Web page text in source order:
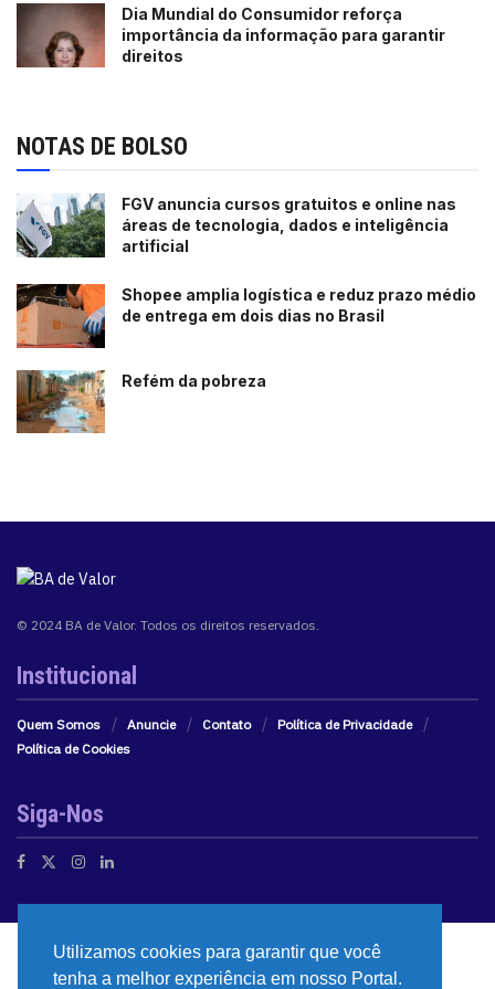
Dia Mundial do Consumidor reforça
importância da informação para garantir
direitos
NOTAS DE BOLSO
FGV anuncia cursos gratuitos e online nas
áreas de tecnologia, dados e inteligência
artificial
Shopee amplia logística e reduz prazo médio
de entrega em dois dias no Brasil
Refém da pobreza
© 2024 BA de Valor. Todos os direitos reservados.
Institucional
Quem Somos Anuncie Contato
Política de Privacidade
Política de Cookies
Siga-Nos
Utilizamos cookies para garantir que você
tenha a melhor experiência em nosso Portal.